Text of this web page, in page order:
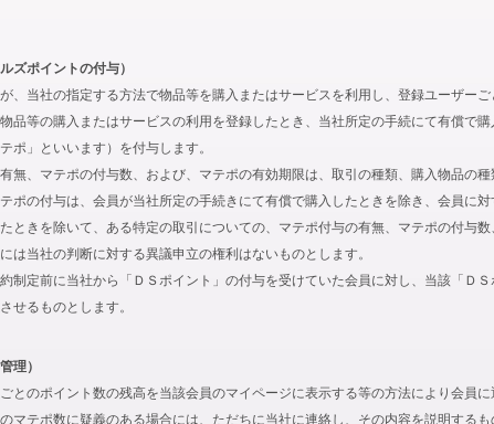
ズポイントの付与）
、当社の指定する方法で物品等を購入またはサービスを利用し、登録ユーザー
品等の購入またはサービスの利用を登録したとき、当社所定の手続にて有償で
ポ」といいます）を付与します。
無、マテポの付与数、および、マテポの有効期限は、取引の種類、購入物品の
ポの付与は、会員が当社所定の手続きにて有償で購入したときを除き、会員に
ときを除いて、ある特定の取引についての、マテポ付与の有無、マテポの付与
は当社の判断に対する異議申立の権利はないものとします。
制定前に当社から「ＤＳポイント」の付与を受けていた会員に対し、当該「Ｄ
せるものとします。
理）
とのポイント数の残高を当該会員のマイページに表示する等の方法により会員に
マテポ数に疑義のある場合には、ただちに当社に連絡し、その内容を説明するも